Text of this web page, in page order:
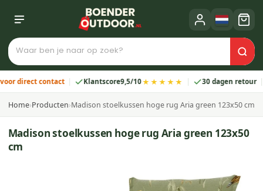
contact Klantscore9,5/10★★★★★ 30 dagen retour
Home›Producten›Madison stoelkussen hoge rug Aria green 123x50 cm
Madison stoelkussen hoge rug Aria green 123x50
cm